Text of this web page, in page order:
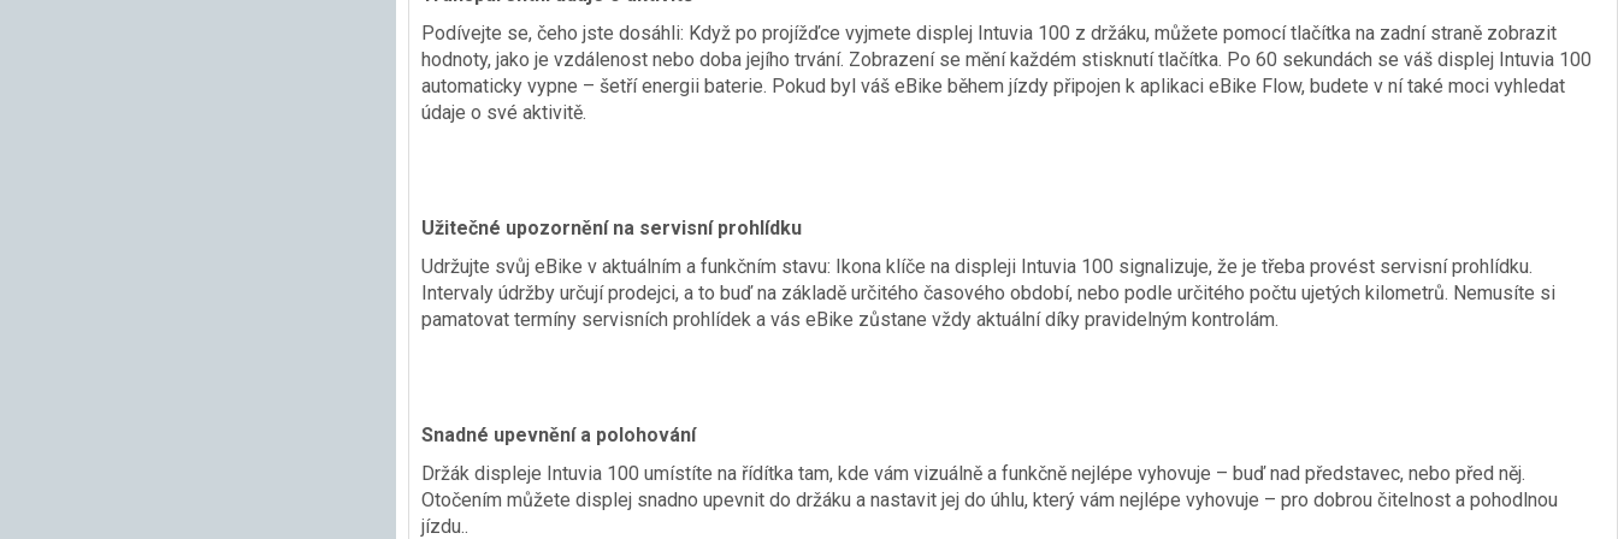
Podívejte se, čeho jste dosáhli: Když po projížďce vyjmete displej Intuvia 100 z držáku, můžete pomocí tlačítka na zadní straně zobrazit
hodnoty, jako je vzdálenost nebo doba jejího trvání. Zobrazení se mění každém stisknutí tlačítka. Po 60 sekundách se váš displej Intuvia 100
automaticky vypne – šetří energii baterie. Pokud byl váš eBike během jízdy připojen k aplikaci eBike Flow, budete v ní také moci vyhledat
údaje o své aktivitě.
Užitečné upozornění na servisní prohlídku
Udržujte svůj eBike v aktuálním a funkčním stavu: Ikona klíče na displeji Intuvia 100 signalizuje, že je třeba provést servisní prohlídku.
Intervaly údržby určují prodejci, a to buď na základě určitého časového období, nebo podle určitého počtu ujetých kilometrů. Nemusíte si
pamatovat termíny servisních prohlídek a vás eBike zůstane vždy aktuální díky pravidelným kontrolám.
Snadné upevnění a polohování
Držák displeje Intuvia 100 umístíte na řídítka tam, kde vám vizuálně a funkčně nejlépe vyhovuje – buď nad představec, nebo před něj.
Otočením můžete displej snadno upevnit do držáku a nastavit jej do úhlu, který vám nejlépe vyhovuje – pro dobrou čitelnost a pohodlnou
jízdu..